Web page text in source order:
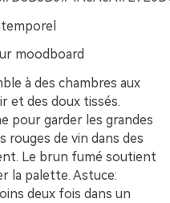
moodboard
à des chambres aux
et des doux tissés.
pour garder les grandes
rouges de vin dans des
Le brun fumé soutient
la palette. Astuce:
deux fois dans un